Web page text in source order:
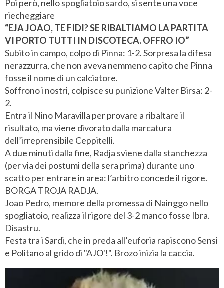
Poi però, nello spogliatoio sardo, si sente una voce
riecheggiare
“EJA JOAO, TE FIDI? SE RIBALTIAMO LA PARTITA
VI PORTO TUTTI IN DISCOTECA. OFFRO IO”
Subito in campo, colpo di Pinna: 1-2. Sorpresa la difesa
nerazzurra, che non aveva nemmeno capito che Pinna
fosse il nome di un calciatore.
Soffrono i nostri, colpisce su punizione Valter Birsa: 2-
2.
Entra il Nino Maravilla per provare a ribaltare il
risultato, ma viene divorato dalla marcatura
dell’irreprensibile Ceppitelli.
A due minuti dalla fine, Radja sviene dalla stanchezza
(per via dei postumi della sera prima) durante uno
scatto per entrare in area: l’arbitro concede il rigore.
BORGA TROJA RADJA.
Joao Pedro, memore della promessa di Nainggo nello
spogliatoio, realizza il rigore del 3-2 manco fosse Ibra.
Disastru.
Festa tra i Sardi, che in preda all’euforia rapiscono Sensi
e Politano al grido di "AJO'!". Brozo inizia la caccia.